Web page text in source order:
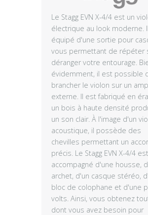
Le Stagg EVN X-4/4 est un
électrique au look moderne.
équipé d'une sortie pour
vous permettant de répéter
déranger votre entourage.
évidemment, il est possible
brancher le violon sur un
externe. Il est fabriqué en
un bois à haute densité
un son clair. À l'image d'un
acoustique, il possède des
chevilles permettant un
précis. Le Stagg EVN X-4/4
accompagné d'une housse,
archet, d'un casque stéréo,
bloc de colophane et d'une
volts. Ainsi, vous obtenez
dont vous avez besoin pour